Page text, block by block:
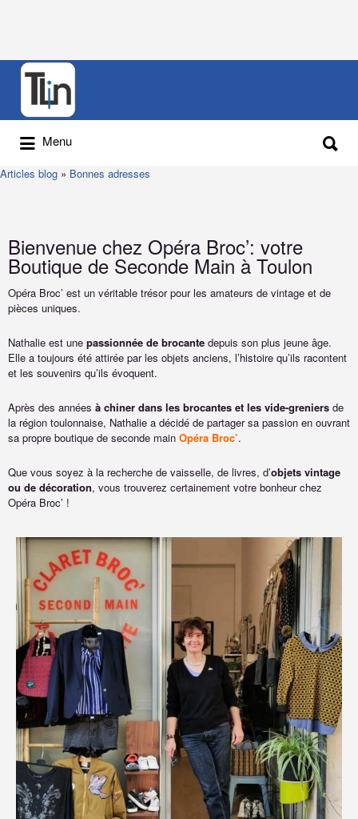
Menu
Articles blog » Bonnes adresses
Bienvenue chez Opéra Broc’: votre
Boutique de Seconde Main à Toulon
Opéra Broc’ est un véritable trésor pour les amateurs de vintage et de
pièces uniques.
Nathalie est une passionnée de brocante depuis son plus jeune âge.
Elle a toujours été attirée par les objets anciens, l’histoire qu’ils racontent
et les souvenirs qu’ils évoquent.
Après des années à chiner dans les brocantes et les vide-greniers de
la région toulonnaise, Nathalie a décidé de partager sa passion en ouvrant
sa propre boutique de seconde main Opéra Broc’.
Que vous soyez à la recherche de vaisselle, de livres, d’objets vintage
ou de décoration, vous trouverez certainement votre bonheur chez
Opéra Broc’ !